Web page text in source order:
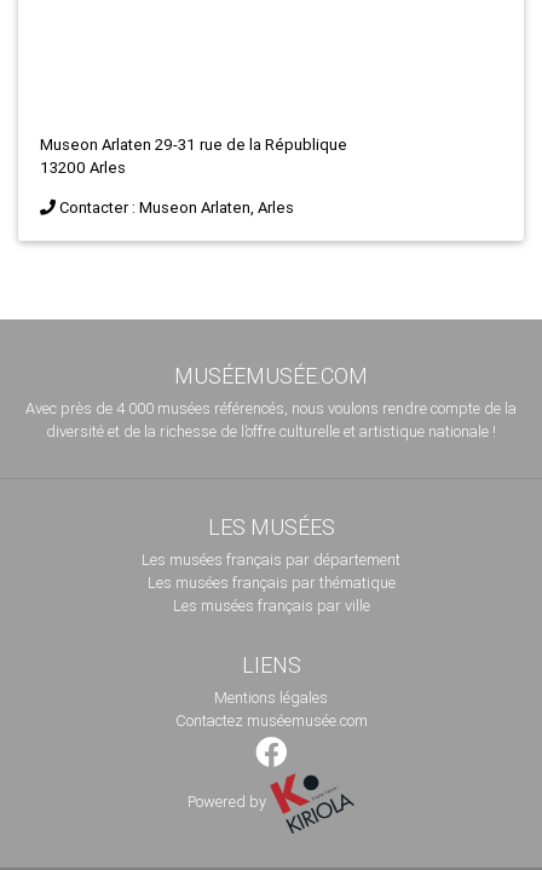
Museon Arlaten 29-31 rue de la République
13200 Arles
Contacter : Museon Arlaten, Arles
MUSÉEMUSÉE.COM
Avec près de 4 000 musées référencés, nous voulons rendre compte de la
diversité et de la richesse de l’offre culturelle et artistique nationale !
LES MUSÉES
Les musées français par département
Les musées français par thématique
Les musées français par ville
LIENS
Mentions légales
Contactez muséemusée.com
Powered by